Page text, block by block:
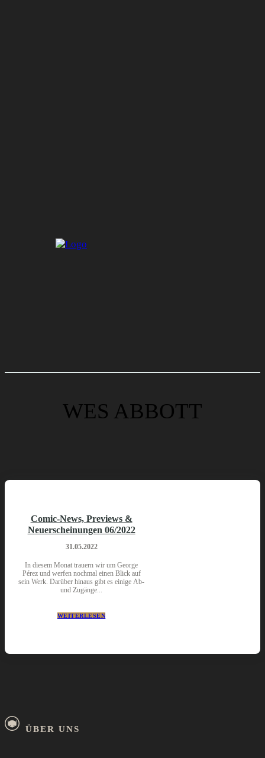
WES ABBOTT
Comic-News, Previews &
Neuerscheinungen 06/2022
31.05.2022
In diesem Monat trauern wir um George
Pérez und werfen nochmal einen Blick auf
sein Werk. Darüber hinaus gibt es einige Ab-
und Zugänge...
WEITERLESEN
ÜBER UNS